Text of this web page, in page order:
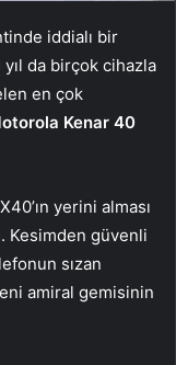
iddialı bir
da birçok cihazla
en çok
Kenar 40
yerini alması
Kesimden güvenli
sızan
amiral gemisinin